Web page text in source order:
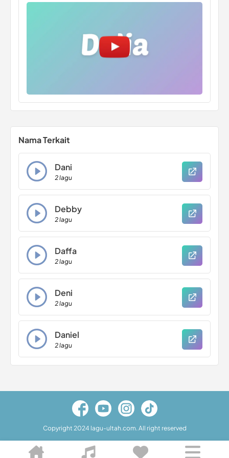
Nama Terkait
Dani
2 lagu
Debby
2 lagu
Daffa
2 lagu
Deni
2 lagu
Daniel
2 lagu
Copyright 2024 lagu-ultah.com. All right reserved